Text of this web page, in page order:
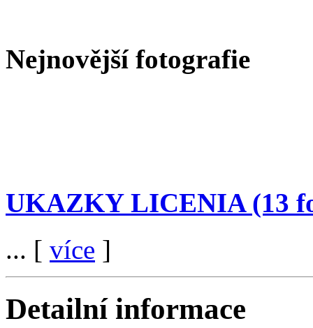
Nejnovější fotografie
UKAZKY LICENIA(13
... [ více ]
Detailní informace